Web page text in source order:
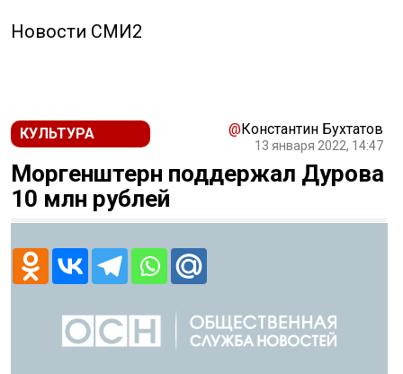
Новости СМИ2
КУЛЬТУРА @Константин Бухтатов
13 января 2022, 14:47
Моргенштерн поддержал Дурова
10 млн рублей